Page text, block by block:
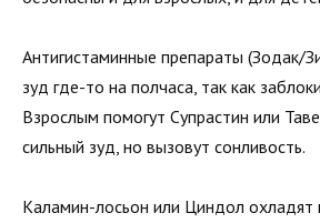
Антигистаминные препараты (Зодак/
зуд где-то на полчаса, так как
Взрослым помогут Супрастин или
сильный зуд, но вызовут сонливость.
Каламин-лосьон или Циндол охладят